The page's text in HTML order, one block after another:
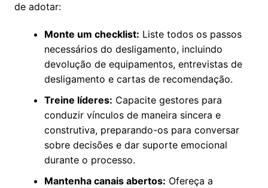
de adotar:
Monte um checklist: Liste todos os passos
necessários do desligamento, incluindo
devolução de equipamentos, entrevistas de
desligamento e cartas de recomendação.
Treine líderes: Capacite gestores para
conduzir vínculos de maneira sincera e
construtiva, preparando-os para conversar
sobre decisões e dar suporte emocional
durante o processo.
Mantenha canais abertos: Ofereça a